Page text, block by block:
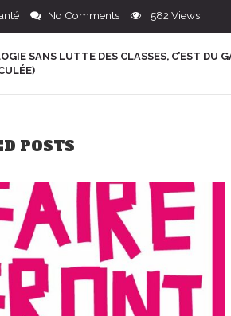
No Comments 582 Views
SANS LUTTE DES CLASSES, C’EST DU
POSTS